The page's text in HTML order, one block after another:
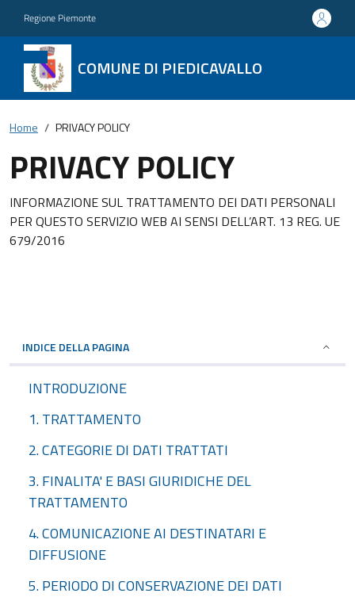
Regione Piemonte
COMUNE DI PIEDICAVALLO
Home PRIVACY POLICY
PRIVACY POLICY
INFORMAZIONE SUL TRATTAMENTO DEI DATI PERSONALI
PER QUESTO SERVIZIO WEB AI SENSI DELL’ART. 13 REG. UE
679/2016
INDICE DELLA PAGINA
INTRODUZIONE
1. TRATTAMENTO
2. CATEGORIE DI DATI TRATTATI
3. FINALITA' E BASI GIURIDICHE DEL
TRATTAMENTO
4. COMUNICAZIONE AI DESTINATARI E
DIFFUSIONE
5. PERIODO DI CONSERVAZIONE DEI DATI